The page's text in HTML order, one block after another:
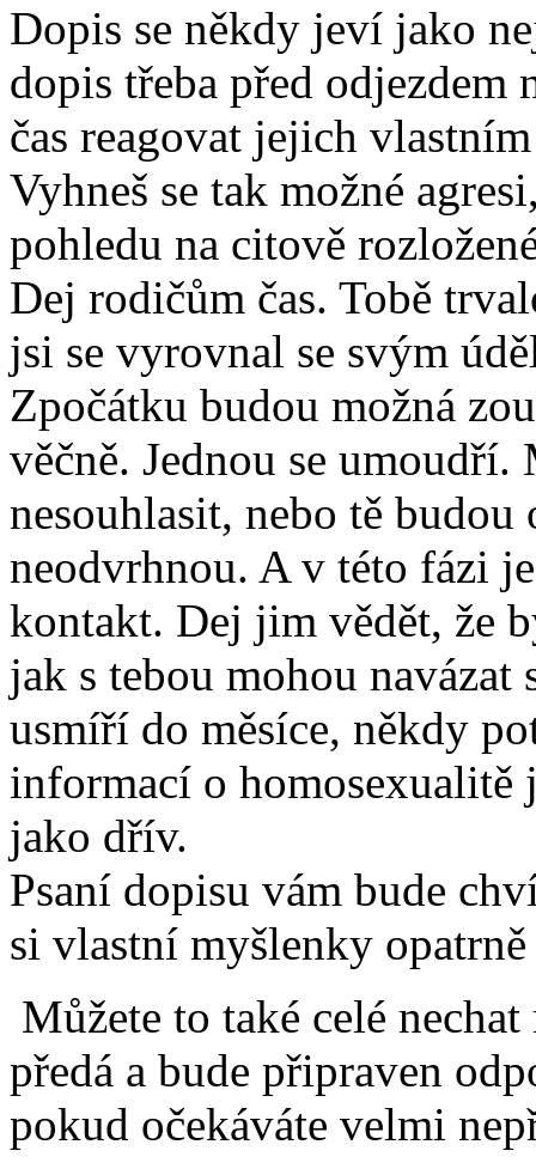
Dopis se někdy jeví jako
dopis třeba před odjezdem
čas reagovat jejich
Vyhneš se tak možné
pohledu na citově
Dej rodičům čas. Tobě
jsi se vyrovnal se svým
Zpočátku budou možná
věčně. Jednou se umoudří.
nesouhlasit, nebo tě budou
neodvrhnou. A v této fázi
kontakt. Dej jim vědět, že
jak s tebou mohou
usmíří do měsíce, někdy
informací o
jako dřív.
Psaní dopisu vám bude
si vlastní myšlenky opatrně
Můžete to také celé
předá a bude připraven
pokud očekáváte velmi